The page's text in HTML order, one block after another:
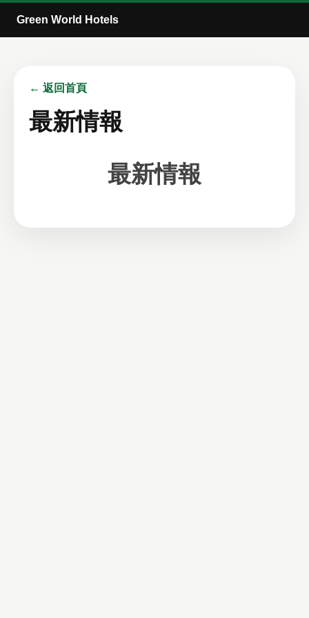
Green World Hotels
← 返回首頁
最新情報
最新情報